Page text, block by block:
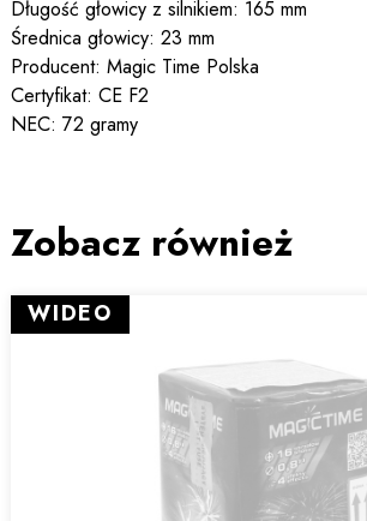
Długość głowicy z silnikiem: 165 mm
Średnica głowicy: 23 mm
Producent: Magic Time Polska
Certyfikat: CE F2
NEC: 72 gramy
Zobacz również
WIDEO